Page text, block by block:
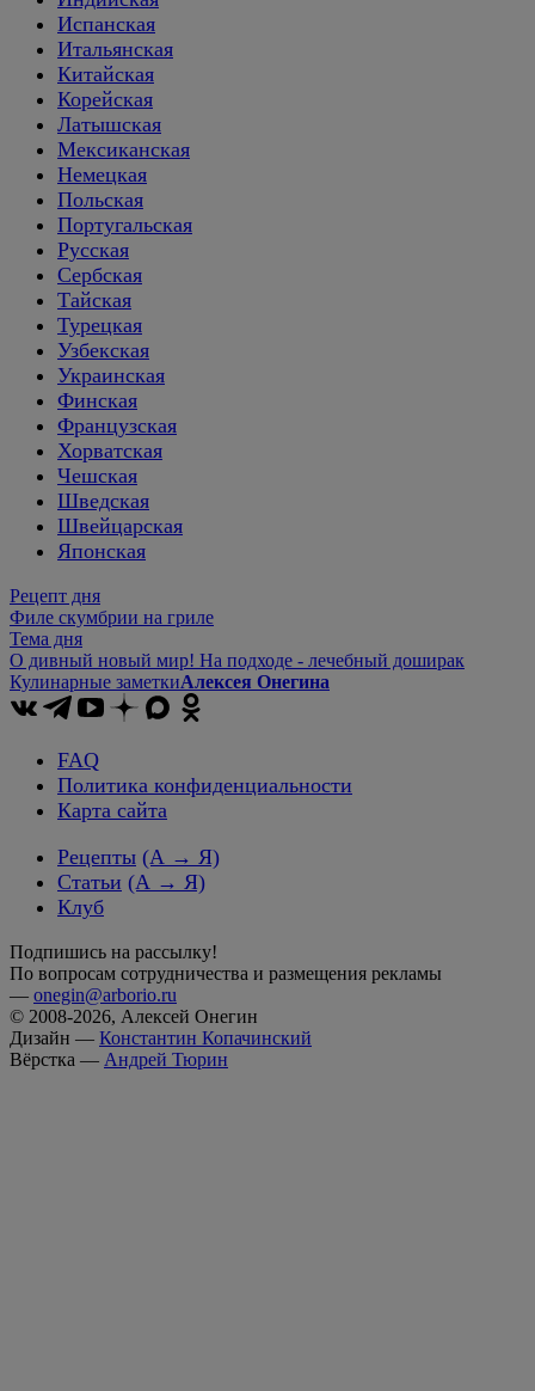
Испанская
Итальянская
Китайская
Корейская
Латышская
Мексиканская
Немецкая
Польская
Португальская
Русская
Сербская
Тайская
Турецкая
Узбекская
Украинская
Финская
Французская
Хорватская
Чешская
Шведская
Швейцарская
Японская
Рецепт дня
Филе скумбрии на гриле
Тема дня
О дивный новый мир! На подходе - лечебный доширак
Кулинарные заметкиАлексея Онегина
FAQ
Политика конфиденциальности
Карта сайта
Рецепты (А → Я)
Статьи (А → Я)
Клуб
Подпишись на рассылку!
По вопросам сотрудничества и размещения рекламы
— onegin@arborio.ru
© 2008-2026, Алексей Онегин
Дизайн — Константин Копачинский
Вёрстка — Андрей Тюрин